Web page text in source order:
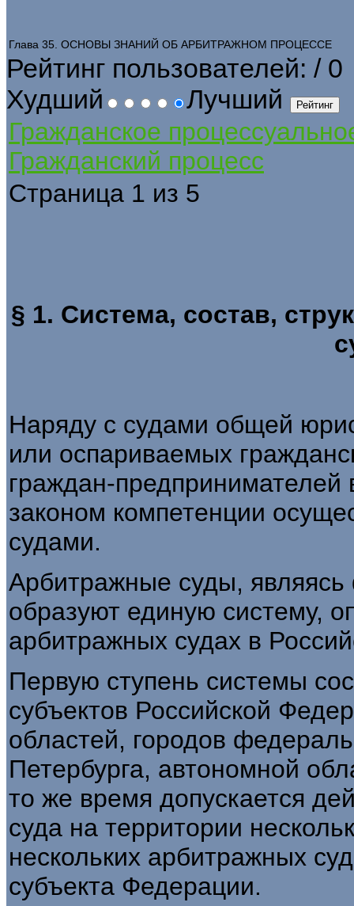
Глава 35. ОСНОВЫ ЗНАНИЙ ОБ АРБИТРАЖНОМ ПРОЦЕССЕ
Рейтинг пользователей: / 0
Худший
Лучший
Гражданское
Гражданский процесс
Страница 1 из 5
§ 1. Система, состав,
Наряду с судами общей
или оспариваемых
граждан-предпринимателей
законом компетенции
судами.
Арбитражные суды,
образуют единую систему,
арбитражных судах в
Первую ступень системы
субъектов Российской
областей, городов
Петербурга, автономной
то же время допускается
суда на территории
нескольких арбитражных
субъекта Федерации.